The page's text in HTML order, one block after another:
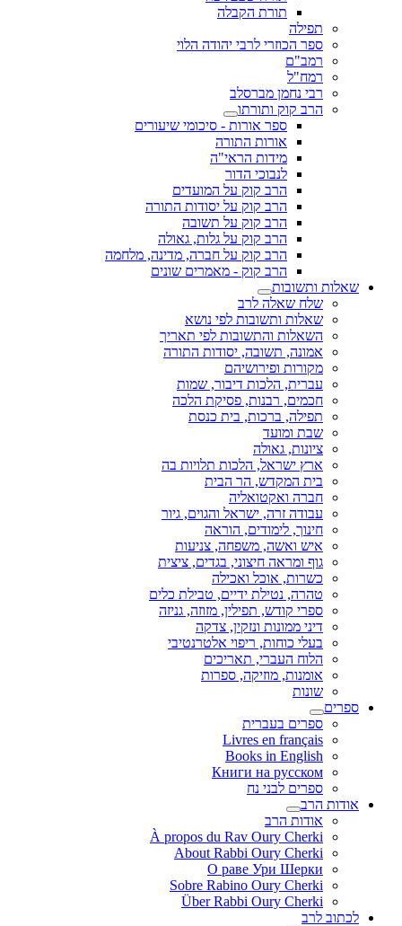
תורת הקבלה
תפילה
ספר הכוזרי לרבי יהודה הלוי
רמב"ם
רמח"ל
רבי נחמן מברסלב
הרב קוק ותורתו
ספר אורות - סיכומי שיעורים
אורות התורה
מידות הראי"ה
לנבוכי הדור
הרב קוק על המועדים
הרב קוק על יסודות התורה
הרב קוק על תשובה
הרב קוק על גלות, גאולה
הרב קוק על חברה, מדינה, מלחמה
הרב קוק - מאמרים שונים
שאלות ותשובות
שלח שאלה לרב
שאלות ותשובות לפי נושא
השאלות והתשובות לפי תאריך
אמונה, תשובה, יסודות התורה
מקורות ופירושיהם
עברית, הלכות דיבור, שמות
חכמים, רבנות, פסיקת הלכה
תפילה, ברכות, בית כנסת
שבת ומועד
ציונות, גאולה
ארץ ישראל, הלכות תלויות בה
בית המקדש, הר הבית
חברה ואקטואליה
עבודה זרה, ישראל והגוים, גיור
חינוך, לימודים, הוראה
איש ואשה, משפחה, צניעות
גוף ומראה חיצוני, בגדים, ציצית
כשרות, אוכל ואכילה
טהרה, נטילת ידיים, טבילת כלים
ספרי קודש, תפילין, מזוזה, גניזה
דיני ממונות ונזקין, צדקה
בעלי כוחות, ריפוי אלטרנטיבי
הלוח העברי, תאריכים
אומנות, מוזיקה, ספרות
שונות
ספרים
ספרים בעברית
Livres en français
Books in English
Книги на русском
ספרים לבני נח
אודות הרב
אודות הרב
À propos du Rav Oury Cherki
About Rabbi Oury Cherki
О раве Ури Шерки
Sobre Rabino Oury Cherki
Über Rabbi Oury Cherki
לכתוב לרב